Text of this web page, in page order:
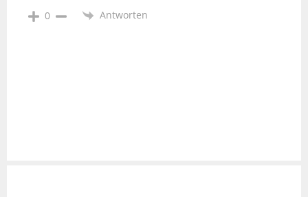
0 Antworten